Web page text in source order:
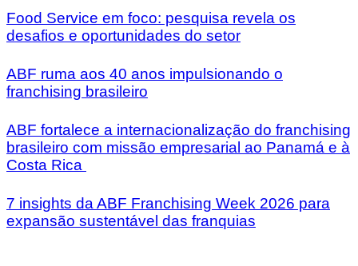
Food Service em foco: pesquisa revela os
desafios e oportunidades do setor
ABF ruma aos 40 anos impulsionando o
franchising brasileiro
ABF fortalece a internacionalização do franchising
brasileiro com missão empresarial ao Panamá e à
Costa Rica
7 insights da ABF Franchising Week 2026 para
expansão sustentável das franquias